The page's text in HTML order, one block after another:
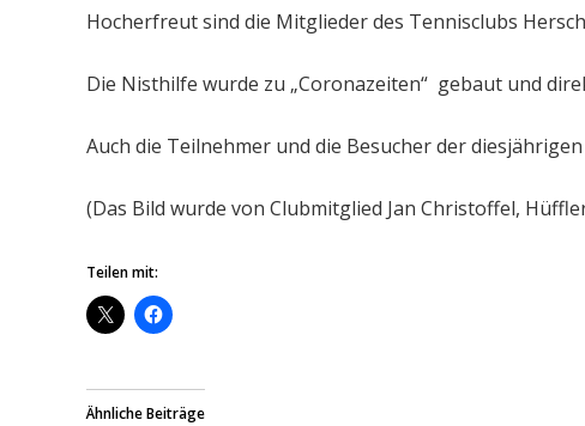
Hocherfreut sind die Mitglieder des Tennisclubs
Die Nisthilfe wurde zu „Coronazeiten“ gebaut und
Auch die Teilnehmer und die Besucher der
(Das Bild wurde von Clubmitglied Jan Christoffel,
Teilen mit:
Ähnliche Beiträge